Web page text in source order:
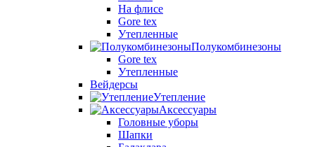
На флисе
Gore tex
Утепленные
Полукомбинезоны
Gore tex
Утепленные
Вейдерсы
Утепление
Аксессуары
Головные уборы
Шапки